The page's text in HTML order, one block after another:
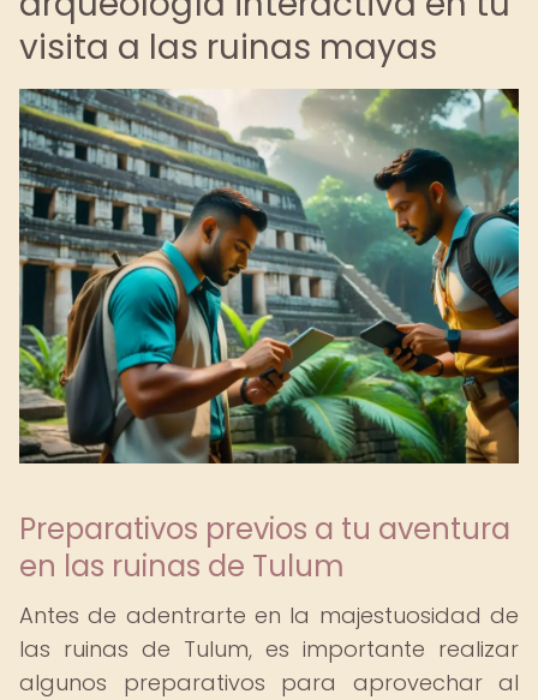
visita a las ruinas mayas
Preparativos previos a tu aventura
en las ruinas de Tulum
Antes de adentrarte en la majestuosidad de
las ruinas de Tulum, es importante realizar
algunos preparativos para aprovechar al